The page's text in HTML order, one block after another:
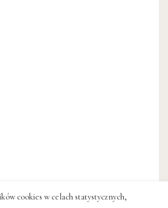
cookies w celach statystycznych,